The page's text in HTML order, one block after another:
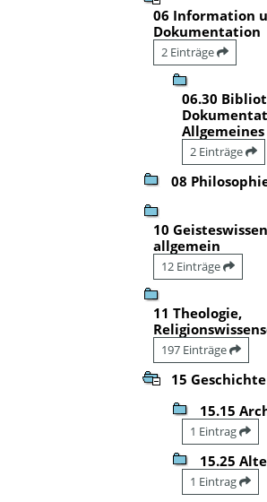
06 Information
Dokumentation
2 Einträge
06.30
Allgemeines
2 Einträge
08
10
allgemein
12 Einträge
11 Theologie,
197 Einträge
15 Geschichte
15.15
1 Eintrag
15.25
1 Eintrag